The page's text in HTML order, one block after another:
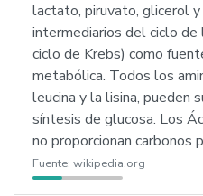
lactato, piruvato, glicerol
intermediarios del ciclo
ciclo de Krebs) como
metabólica. Todos los
leucina y la lisina, pueden
síntesis de glucosa. Los
no proporcionan carbonos
Fuente: wikipedia.org